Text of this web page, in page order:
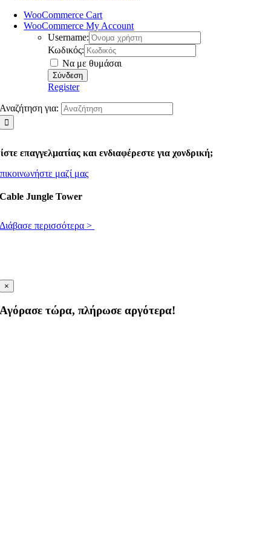
WooCommerce Cart
WooCommerce My Account
Username:
Κωδικός:
Να με θυμάσαι
Register
Αναζήτηση για:
επαγγελματίας και ενδιαφέρεστε για χονδρική;
μαζί μας
Cable Jungle Tower
Διάβασε περισσότερα >
×
Αγόρασε τώρα, πλήρωσε αργότερα!